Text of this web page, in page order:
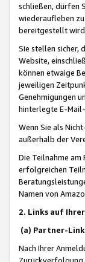
schließen, dürfen
wiederaufleben
bereitgestellt
Sie stellen sicher,
Website,
können etwaige
jeweiligen
Genehmigungen
hinterlegte E-
Wenn Sie als
außerhalb der
Die Teilnahme
erfolgreichen
Namen von
2. Links auf
(a) Partner-
Nach Ihrer